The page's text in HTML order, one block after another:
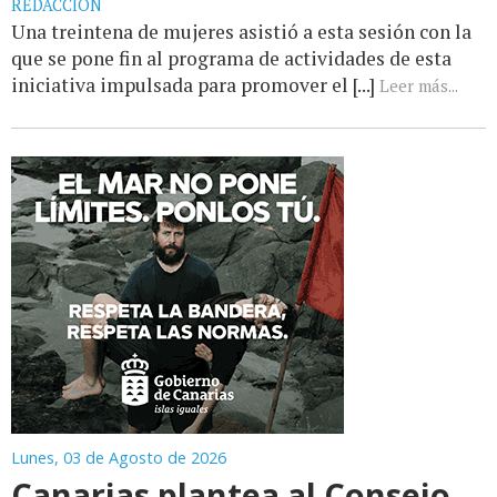
REDACCIÓN
Una treintena de mujeres asistió a esta sesión con la
que se pone fin al programa de actividades de esta
iniciativa impulsada para promover el [...] Leer más...
Lunes, 03 de Agosto de 2026